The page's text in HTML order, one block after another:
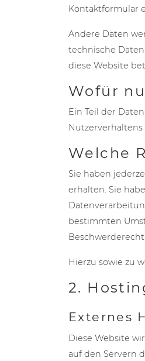
Kontaktformular
Andere Daten
technische
diese Website
Wofür
Ein Teil der
Welche
Sie haben
erhalten. Sie
bestimmten
Hierzu sowie zu
2.
Externes
Diese Website
auf den Servern